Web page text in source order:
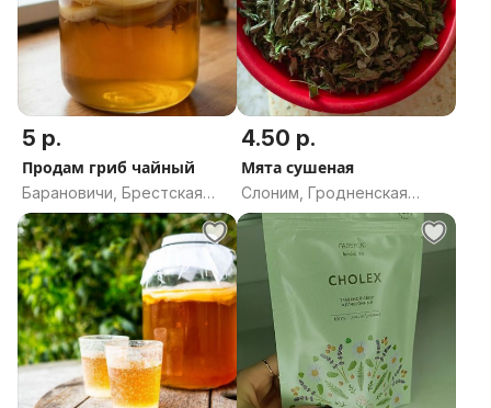
5 р.
Продам гриб чайный
Барановичи, Брестская
область
4.50 р.
Мята сушеная
Слоним, Гродненская
область